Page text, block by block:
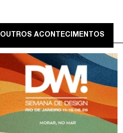
OUTROS ACONTECIMENTOS